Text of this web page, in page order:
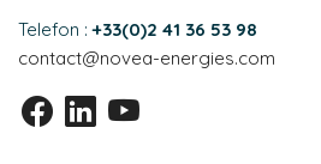
Telefon :+33(0)2 41 36 53 98
contact@novea-energies.com